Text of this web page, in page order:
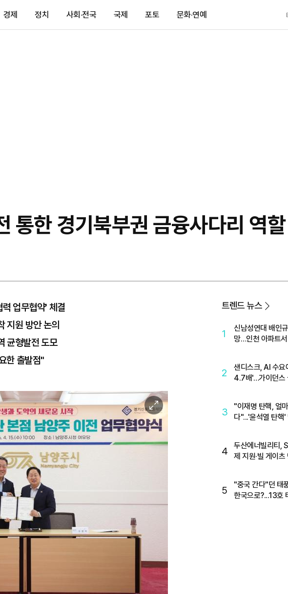
경제 정치 사회·전국 국제 포토 문화·연예
통한 경기북부권 금융사다리 역할
업무협약' 체결
지원 방안 논의
균형발전 도모
한 출발점"
이
미
지
확
트렌드 뉴스
1
신남성연대 배인
망…인천 아파트
2
샌디스크, AI 수요
4.7배'…가이던스
3
"이재명 탄핵, 얼
다"...'윤석열 탄핵'
4
두산에너빌리티,
제 지원·빌 게이츠
5
"중국 간다"던 태
한국으로?...13호